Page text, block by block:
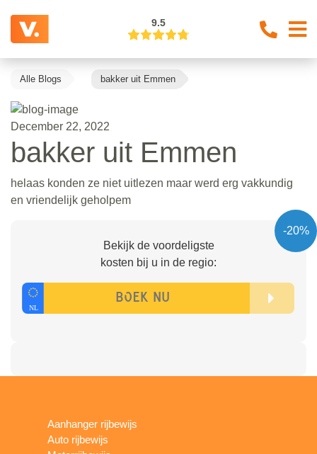
9.5
Alle Blogs bakker uit Emmen
December 22, 2022
bakker uit Emmen
helaas konden ze niet uitlezen maar werd erg vakkundig
en vriendelijk geholpem
-20%
Bekijk de voordeligste
kosten bij u in de regio:
Aanhanger rijbewijs
Auto rijbewijs